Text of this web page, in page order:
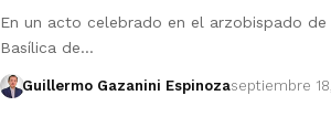
En un acto celebrado en el arzobispado de
Basílica de…
Guillermo Gazanini Espinozaseptiembre